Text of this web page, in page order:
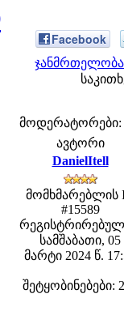
Facebook
ჯანმრთელობა
მოდერატორები:
ავტორი
DanielItell
მომხმარებლის
#15589
სამშაბათი, 05
მარტი 2024 წ.
შეტყობინებები: